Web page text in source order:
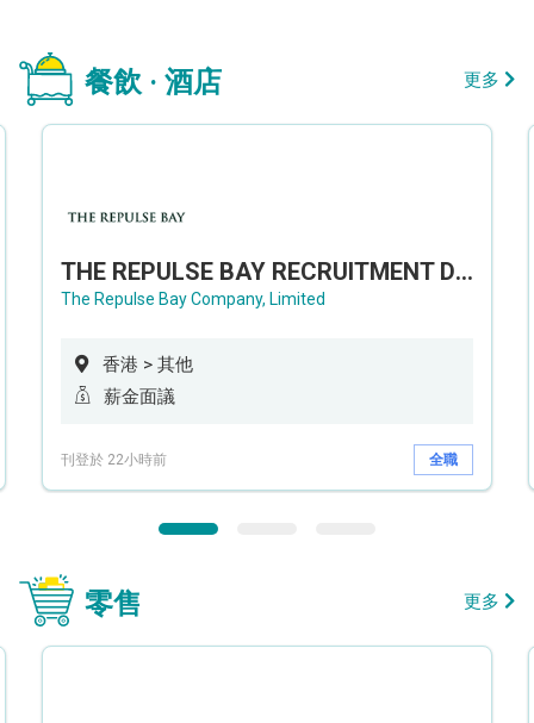
餐飲 · 酒店 更多
THE REPULSE BAY RECRUITMENT DAY 淺水灣影灣園人才招聘會
The Repulse Bay Company, Limited
香港 > 其他
薪金面議
刊登於 22小時前 全職
零售 更多